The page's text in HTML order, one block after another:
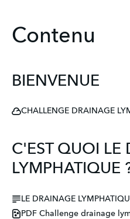
Contenu
BIENVENUE
CHALLENGE DRAINAGE
C'EST QUOI LE
LYMPHATIQUE
LE DRAINAGE
PDF Challenge drainage